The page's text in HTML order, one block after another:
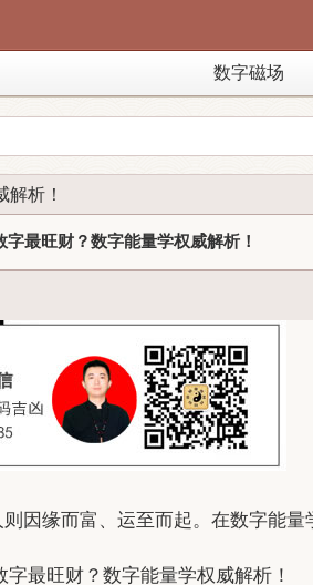
数字磁场
析！
最旺财？数字能量学权威解析！
因缘而富、运至而起。在数字能